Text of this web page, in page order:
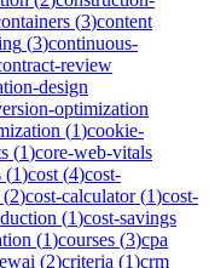
(3)content
(3)continuous-
review
design
optimization
(1)cookie-
(1)core-web-vitals
(1)cost (4)cost-
(2)cost-calculator(1)cost-
(1)cost-savings
(1)courses (3)cpa
(2)criteria (1)crm